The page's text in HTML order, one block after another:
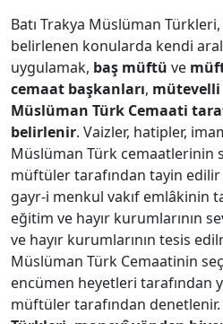
Batı Trakya Müslüman
belirlenen konularda kendi
uygulamak, baş müftü ve
cemaat başkanları, mütevelli
Müslüman Türk Cemaati
belirlenir. Vaizler, hatipler,
Müslüman Türk cemaatlerinin
müftüler tarafından tayin
gayr-i menkul vakıf emlâkinin
eğitim ve hayır kurumlarının
ve hayır kurumlarının tesis
Müslüman Türk Cemaatinin
encümen heyetleri tarafından
müftüler tarafından denetlenir.